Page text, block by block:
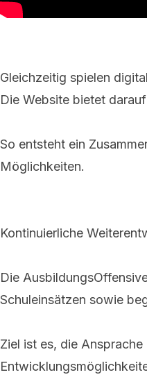
Gleichzeitig spielen
Die Website bietet
So entsteht ein
Möglichkeiten.
Kontinuierliche
Die
Schuleinsätzen sowie
Ziel ist es, die